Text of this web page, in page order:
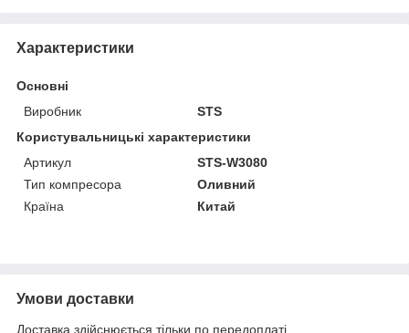
Характеристики
Основні
Виробник
STS
Користувальницькі характеристики
Артикул
STS-W3080
Тип компресора
Оливний
Країна
Китай
Умови доставки
Доставка здійснюється тільки по передоплаті.